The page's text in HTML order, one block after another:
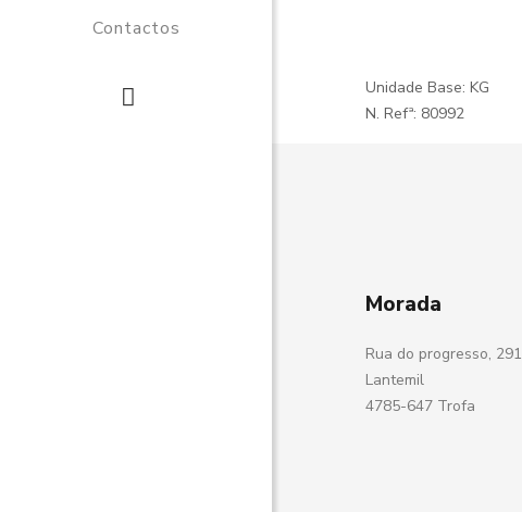
Contactos
Unidade Base: KG
N. Refª: 80992
Morada
Rua do progresso, 291
Lantemil
4785-647 Trofa